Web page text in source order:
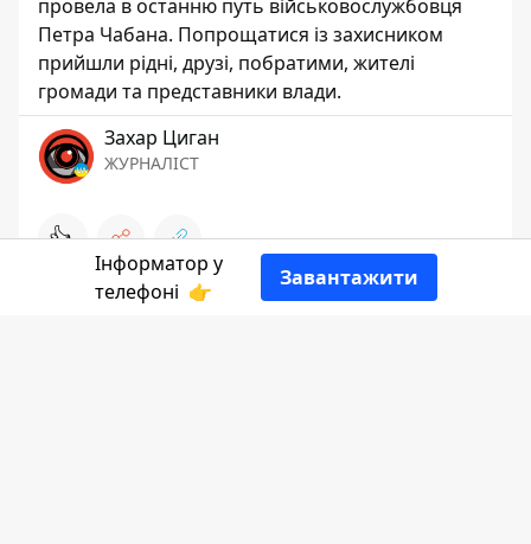
провела в останню путь військовослужбовця
Петра Чабана. Попрощатися із захисником
прийшли рідні, друзі, побратими, жителі
громади та представники влади.
Захар Циган
ЖУРНАЛІСТ
👍
Інформатор у
телефоні 👉
Завантажити